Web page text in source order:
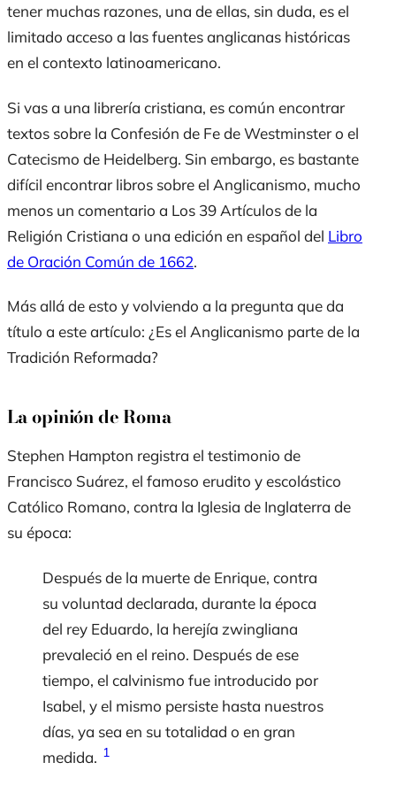
tener muchas razones, una de ellas, sin duda, es el
limitado acceso a las fuentes anglicanas históricas
en el contexto latinoamericano.
Si vas a una librería cristiana, es común encontrar
textos sobre la Confesión de Fe de Westminster o el
Catecismo de Heidelberg. Sin embargo, es bastante
difícil encontrar libros sobre el Anglicanismo, mucho
menos un comentario a Los 39 Artículos de la
Religión Cristiana o una edición en español del Libro
de Oración Común de 1662.
Más allá de esto y volviendo a la pregunta que da
título a este artículo: ¿Es el Anglicanismo parte de la
Tradición Reformada?
La opinión de Roma
Stephen Hampton registra el testimonio de
Francisco Suárez, el famoso erudito y escolástico
Católico Romano, contra la Iglesia de Inglaterra de
su época:
Después de la muerte de Enrique, contra
su voluntad declarada, durante la época
del rey Eduardo, la herejía zwingliana
prevaleció en el reino. Después de ese
tiempo, el calvinismo fue introducido por
Isabel, y el mismo persiste hasta nuestros
días, ya sea en su totalidad o en gran
medida. 1